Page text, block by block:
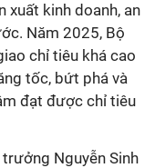
xuất kinh doanh, an
Năm 2025, Bộ
chỉ tiêu khá cao
tốc, bứt phá và
đạt được chỉ tiêu
Nguyễn Sinh